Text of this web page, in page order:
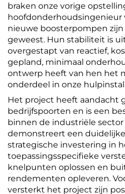
braken onze vorige
hoofdonderhoudsingenieur
nieuwe boosterpompen
geweest. Hun stabiliteit is
overgestapt van reactief,
gepland, minimaal
ontwerp heeft van hen het
onderdeel in onze
Het project heeft aandacht
bedrijfspoorten en is een
binnen de industriële
demonstreert een
strategische investering in
toepassingsspecifieke
knelpunten oplossen en
rendementen opleveren.
versterkt het project zijn